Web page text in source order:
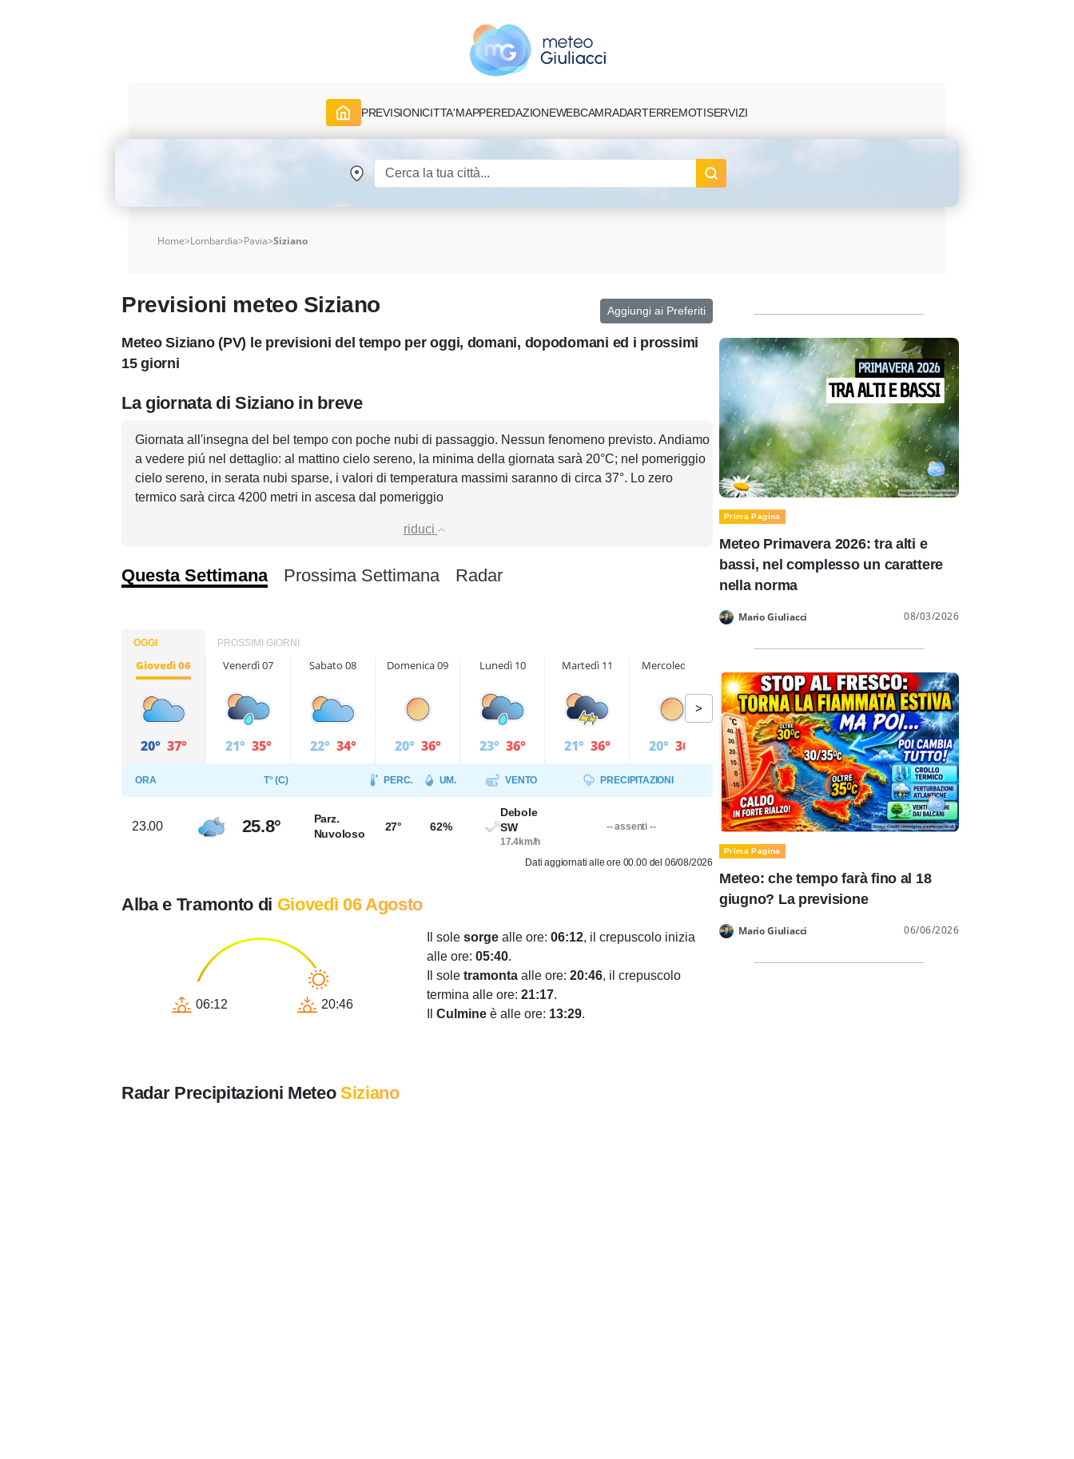
PREVISIONICITTA'MAPPEREDAZIONEWEBCAMRADARTERREMOTISERVIZI
Home>Lombardia>Pavia>Siziano
Previsioni meteo Siziano Aggiungi ai Preferiti
Meteo Siziano (PV) le previsioni del tempo per oggi, domani, dopodomani ed i prossimi
15 giorni
La giornata di Siziano in breve
Giornata all'insegna del bel tempo con poche nubi di passaggio. Nessun fenomeno previsto. Andiamo
a vedere piú nel dettaglio: al mattino cielo sereno, la minima della giornata sarà 20°C; nel pomeriggio
cielo sereno, in serata nubi sparse, i valori di temperatura massimi saranno di circa 37°. Lo zero
termico sarà circa 4200 metri in ascesa dal pomeriggio
riduci
Questa Settimana Prossima Settimana Radar
OGGI PROSSIMI GIORNI
Giovedì 06
20° 37°
Venerdì 07
21° 35°
Sabato 08
22° 34°
Domenica 09
20° 36°
Lunedì 10
23° 36°
Martedì 11
21° 36°
Mercoledì 12
20° 36°
>
ORA T° (C) PERC. UM. VENTO PRECIPITAZIONI
23.00 25.8°
Parz.
Nuvoloso
27° 62%
Debole
SW
17.4km/h
-- assenti --
Dati aggiornati alle ore 00.00 del 06/08/2026
Alba e Tramonto di Giovedì 06 Agosto
06:12 20:46
Il sole sorge alle ore: 06:12, il crepuscolo inizia
alle ore: 05:40.
Il sole tramonta alle ore: 20:46, il crepuscolo
termina alle ore: 21:17.
Culmine è alle ore: 13:29.
Radar Precipitazioni MeteoSiziano
Prima Pagina
Meteo Primavera 2026: tra alti e
bassi, nel complesso un carattere
nella norma
Mario Giuliacci 08/03/2026
Prima Pagina
Meteo: che tempo farà fino al 18
giugno? La previsione
Mario Giuliacci 06/06/2026